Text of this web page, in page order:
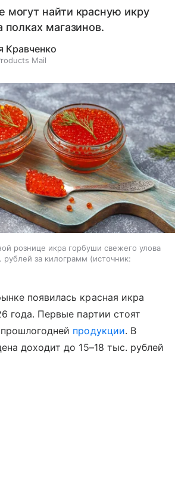
могут найти красную икру
полках магазинов.
Кравченко
Mail
рознице икра горбуши свежего улова
рублей за килограмм
источник:
появилась красная икра
года. Первые партии стоят
продукции. В
доходит до 15–18 тыс. рублей